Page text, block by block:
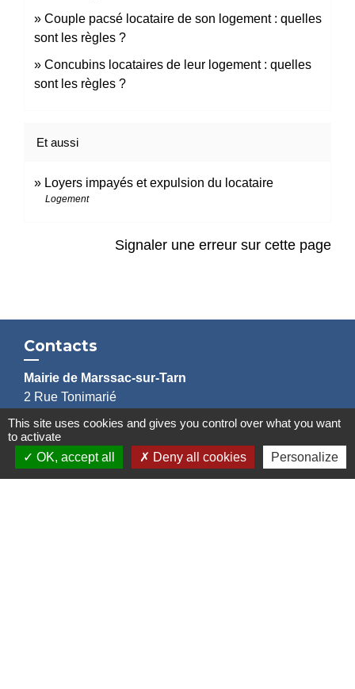
Couple pacsé locataire de son logement : quelles
sont les règles ?
Concubins locataires de leur logement : quelles
sont les règles ?
Et aussi
Loyers impayés et expulsion du locataire
Logement
Signaler une erreur sur cette page
Contacts
Mairie de Marssac-sur-Tarn
2 Rue Tonimarié
81150 Marssac-sur-Tarn - FRANCE
+33 5 63 55 40 47
accueil@marssac-sur-tarn.fr
This site uses cookies and gives you control over what you want
to activate
OK, accept all
Deny all cookies Personalize